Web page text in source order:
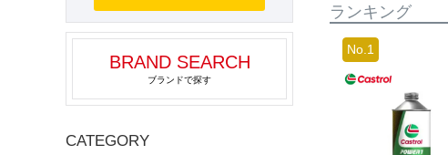
BRAND SEARCH
ブランドで探す
CATEGORY
ランキング